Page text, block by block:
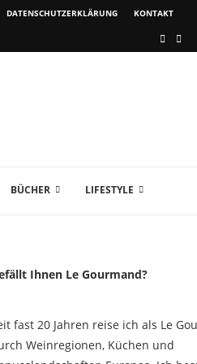
DATENSCHUTZERKLÄRUNG KONTAKT
BÜCHER LIFESTYLE
Ihnen Le Gourmand?
fast 20 Jahren reise ich als Le
Weinregionen, Küchen und